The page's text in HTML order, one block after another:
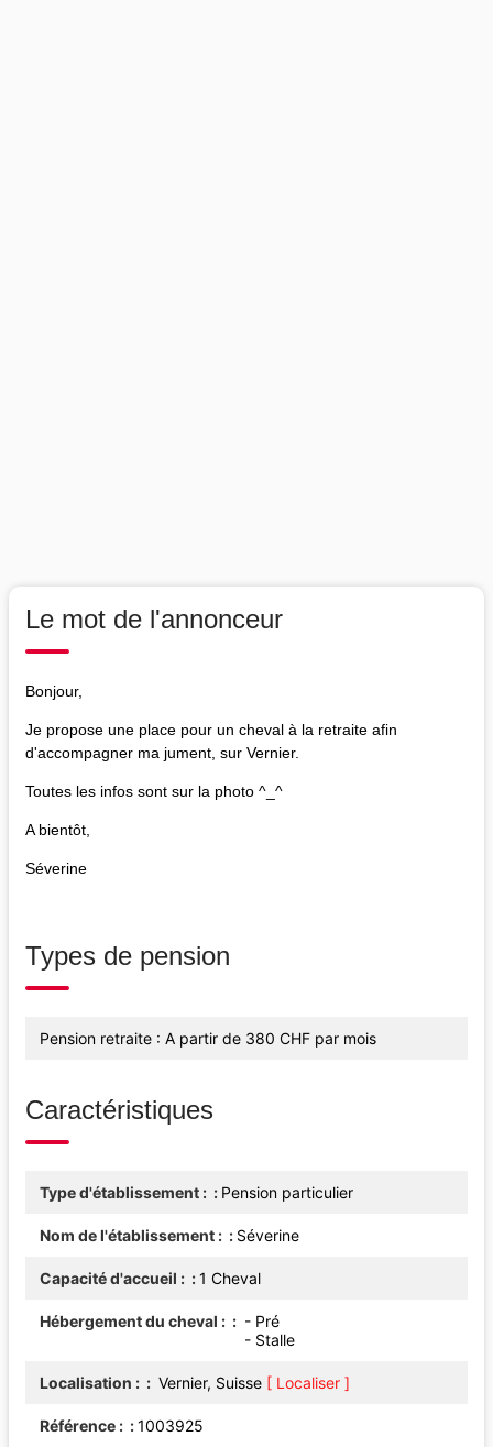
Le mot de l'annonceur
Bonjour,
Je propose une place pour un cheval à la retraite afin
d'accompagner ma jument, sur Vernier.
Toutes les infos sont sur la photo ^_^
A bientôt,
Séverine
Types de pension
Pension retraite : A partir de 380 CHF par mois
Caractéristiques
Type d'établissement : Pension particulier
Nom de l'établissement : Séverine
Capacité d'accueil : 1 Cheval
Hébergement du cheval :
- Pré
- Stalle
Localisation : Vernier, Suisse [ Localiser ]
Référence : 1003925